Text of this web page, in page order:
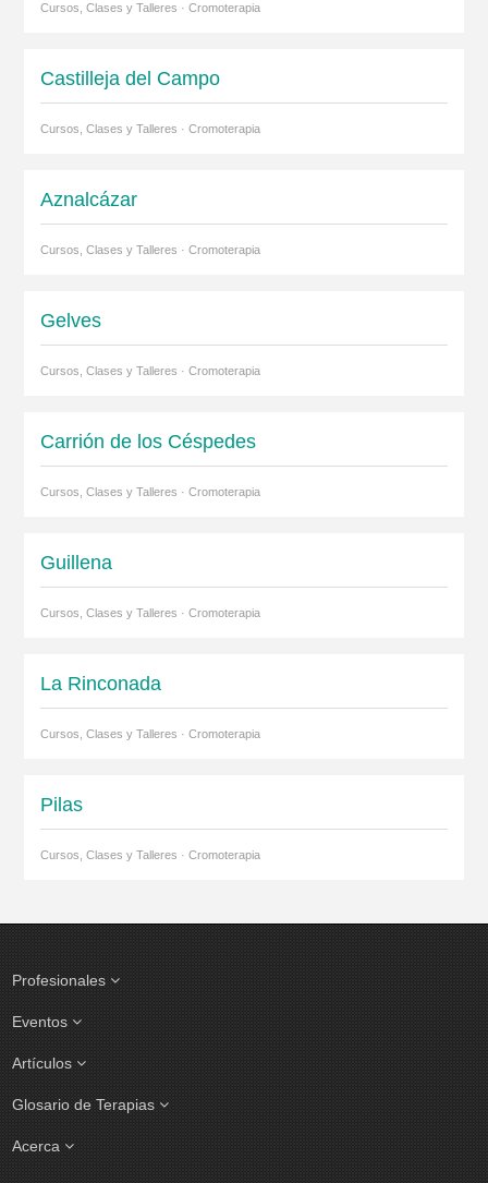
Cursos, Clases y Talleres · Cromoterapia
Castilleja del Campo
Cursos, Clases y Talleres · Cromoterapia
Aznalcázar
Cursos, Clases y Talleres · Cromoterapia
Gelves
Cursos, Clases y Talleres · Cromoterapia
Carrión de los Céspedes
Cursos, Clases y Talleres · Cromoterapia
Guillena
Cursos, Clases y Talleres · Cromoterapia
La Rinconada
Cursos, Clases y Talleres · Cromoterapia
Pilas
Cursos, Clases y Talleres · Cromoterapia
Profesionales
Eventos
Artículos
Glosario de Terapias
Acerca